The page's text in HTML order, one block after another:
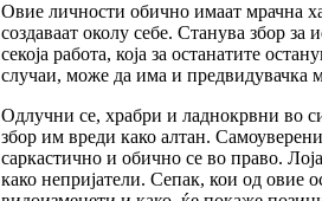
Овие личности обично имаат мрачна
создаваат околу себе. Станува збор
секоја работа, која за останатите
случаи, може да има и предвидувачка
Одлучни се, храбри и ладнокрвни во
збор им вреди како алтан.
саркастично и обично се во право.
како непријатели. Сепак, кои од овие